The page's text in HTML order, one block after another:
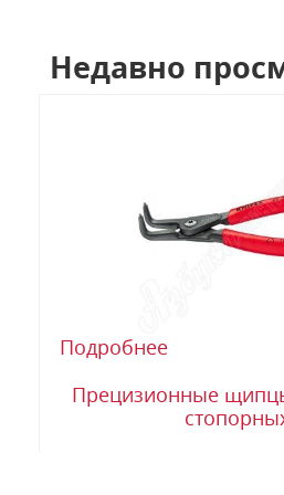
Недавно
Подробнее
Прецизионные